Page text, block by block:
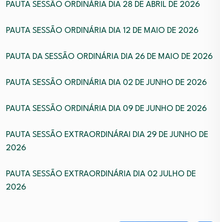
PAUTA SESSÃO ORDINÁRIA DIA 28 DE ABRIL DE 2026
PAUTA SESSÃO ORDINÁRIA DIA 12 DE MAIO DE 2026
PAUTA DA SESSÃO ORDINÁRIA DIA 26 DE MAIO DE 2026
PAUTA SESSÃO ORDINÁRIA DIA 02 DE JUNHO DE 2026
PAUTA SESSÃO ORDINÁRIA DIA 09 DE JUNHO DE 2026
PAUTA SESSÃO EXTRAORDINÁRAI DIA 29 DE JUNHO DE
2026
PAUTA SESSÃO EXTRAORDINÁRIA DIA 02 JULHO DE
2026